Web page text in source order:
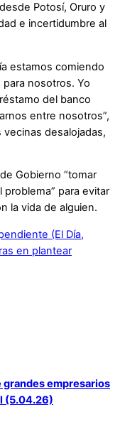
Potosí, Oruro y
e incertidumbre al
estamos comiendo
nosotros. Yo
del banco
entre nosotros”,
desalojadas,
Gobierno “tomar
para evitar
la vida de alguien.
(El Día,
en plantear
grandes empresarios
(5.04.26)